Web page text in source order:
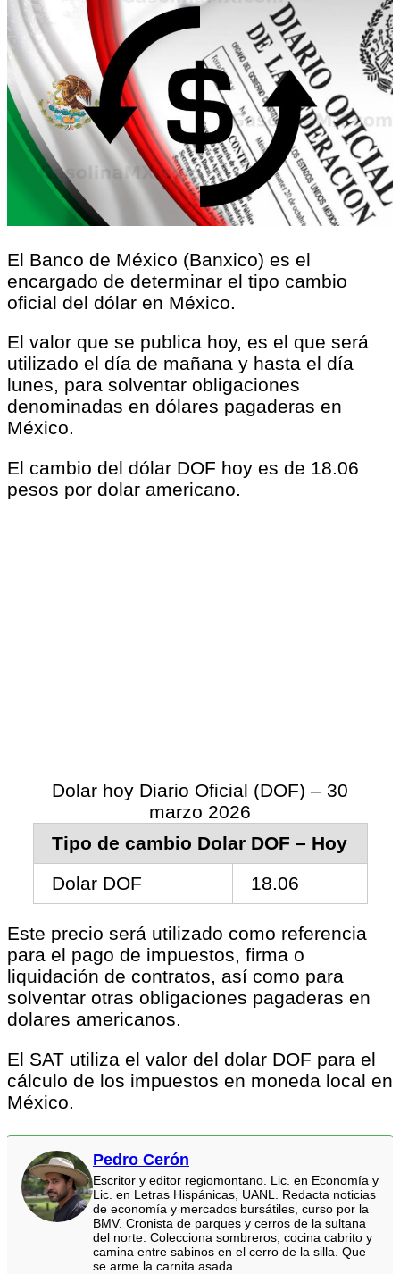
El Banco de México (Banxico) es el
encargado de determinar el tipo cambio
oficial del dólar en México.
El valor que se publica hoy, es el que será
utilizado el día de mañana y hasta el día
lunes, para solventar obligaciones
denominadas en dólares pagaderas en
México.
El cambio del dólar DOF hoy es de 18.06
pesos por dolar americano.
Dolar hoy Diario Oficial (DOF) – 30
marzo 2026
Tipo de cambio Dolar DOF – Hoy
Dolar DOF
18.06
Este precio será utilizado como referencia
para el pago de impuestos, firma o
liquidación de contratos, así como para
solventar otras obligaciones pagaderas en
dolares americanos.
El SAT utiliza el valor del dolar DOF para el
cálculo de los impuestos en moneda local en
México.
Pedro Cerón
Escritor y editor regiomontano. Lic. en Economía y
Lic. en Letras Hispánicas, UANL. Redacta noticias
de economía y mercados bursátiles, curso por la
BMV. Cronista de parques y cerros de la sultana
del norte. Colecciona sombreros, cocina cabrito y
camina entre sabinos en el cerro de la silla. Que
se arme la carnita asada.